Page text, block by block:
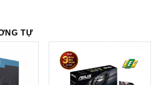
hằng ngày để đi học, đi làm, sự
là điều bạn luôn mong muốn và ở Dell
điều này hoàn toàn được đáp ứng, với
lần lượt là: Height 18.0 mm – 19.9
TỰ